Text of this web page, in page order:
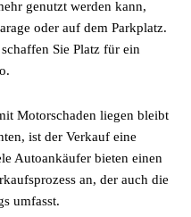
genutzt werden kann,
oder auf dem Parkplatz.
Sie Platz für ein
Motorschaden liegen bleibt
ist der Verkauf eine
Autoankäufer bieten einen
an, der auch die
umfasst.